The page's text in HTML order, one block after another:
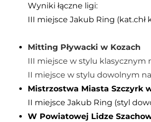
Wyniki łączne ligi:
III miejsce Jakub Ring (kat.chł
Mitting Pływacki w Kozach
III miejsce w stylu klasycznym
II miejsce w stylu dowolnym
Mistrzostwa Miasta Szczyrk
II miejsce Jakub Ring (styl
W Powiatowej Lidze